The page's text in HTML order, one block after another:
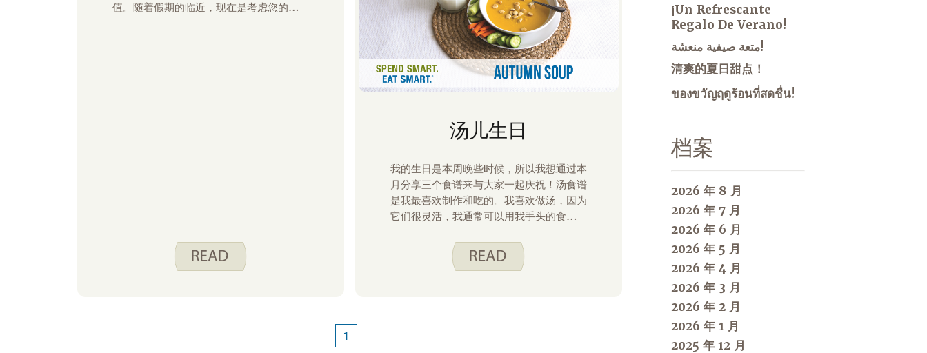
值。随着假期的临近，现在是考虑您的支出
汤儿生日
我的生日是本周晚些时候，所以我想通过本
月分享三个食谱来与大家一起庆祝！汤食谱
是我最喜欢制作和吃的。我喜欢做汤，因为
它们很灵活，我通常可以用我手头的食材把
温暖的感觉。以下是我的前三名明智消费。
吃得聪明。 汤食谱。
1
¡Un Refrescante
Regalo De Verano!
متعة صيفية منعشة!
清爽的夏日甜点！
ของขวัญฤดูร้อนที่สดชื่น!
档案
2026 年 8 月
2026 年 7 月
2026 年 6 月
2026 年 5 月
2026 年 4 月
2026 年 3 月
2026 年 2 月
2026 年 1 月
2025 年 12 月